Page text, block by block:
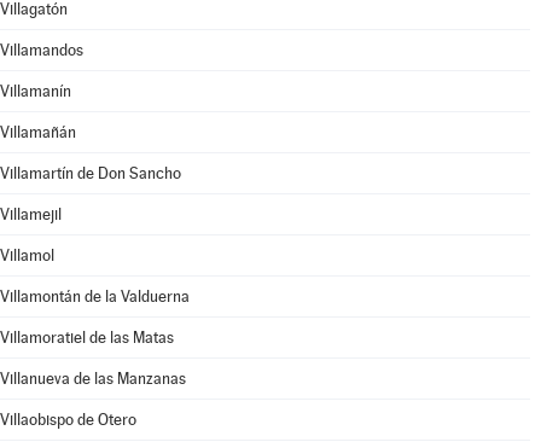
Villagatón
Villamandos
Villamanín
Villamañán
Villamartín de Don Sancho
Villamejil
Villamol
Villamontán de la Valduerna
Villamoratiel de las Matas
Villanueva de las Manzanas
Villaobispo de Otero